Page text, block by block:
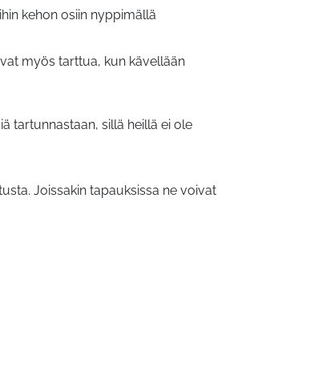
kehon osiin nyppimällä
myös tarttua, kun kävellään
tartunnastaan, sillä heillä ei ole
Joissakin tapauksissa ne voivat